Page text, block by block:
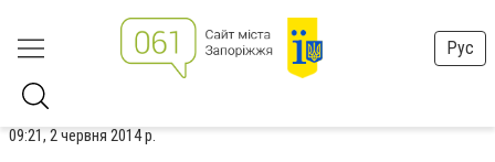
Рус
09:21, 2 червня 2014 р.